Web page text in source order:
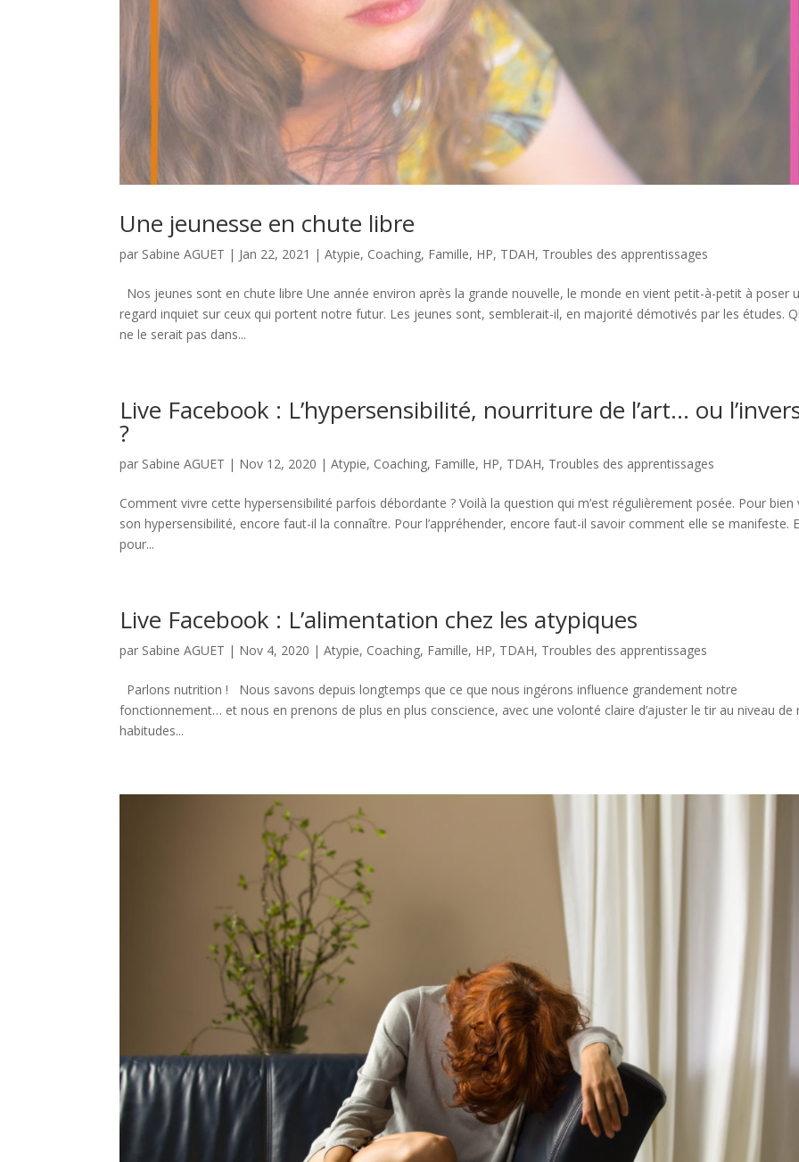
Une jeunesse en chute libre
par Sabine AGUET | Jan 22, 2021 |Atypie, Coaching, Famille, HP, TDAH, Troubles des apprentissages
Nos jeunes sont en chute libre Une année environ après la grande nouvelle, le monde en vient petit-à-petit à poser
regard inquiet sur ceux qui portent notre futur. Les jeunes sont, semblerait-il, en majorité démotivés par les études.
ne le serait pas dans...
Live Facebook : L’hypersensibilité, nourriture de l’art… ou
?
par Sabine AGUET | Nov 12, 2020 |Atypie, Coaching, Famille, HP, TDAH, Troubles des apprentissages
Comment vivre cette hypersensibilité parfois débordante ? Voilà la question qui m’est régulièrement posée. Pour bien
son hypersensibilité, encore faut-il la connaître. Pour l’appréhender, encore faut-il savoir comment elle se manifeste.
pour...
Live Facebook : L’alimentation chez les atypiques
par Sabine AGUET | Nov 4, 2020 |Atypie, Coaching, Famille, HP, TDAH, Troubles des apprentissages
Parlons nutrition ! Nous savons depuis longtemps que ce que nous ingérons influence grandement notre
fonctionnement… et nous en prenons de plus en plus conscience, avec une volonté claire d’ajuster le tir au niveau de
habitudes...